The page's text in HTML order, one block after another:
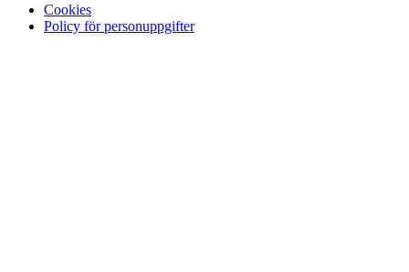
Cookies
Policy för personuppgifter